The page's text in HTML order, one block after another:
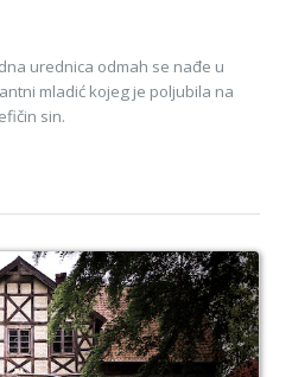
urednica odmah se nađe u
mladić kojeg je poljubila na
sin.